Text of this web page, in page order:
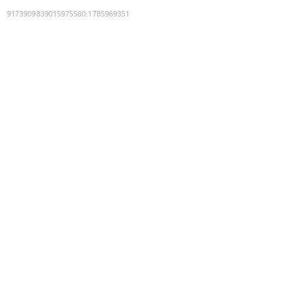
9173909839015975580:1785969351